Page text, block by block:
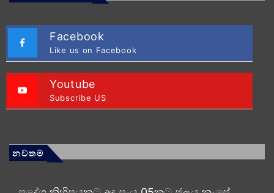
Facebook
Like us on Facebook
Youtube
Subscribe US
නවතම